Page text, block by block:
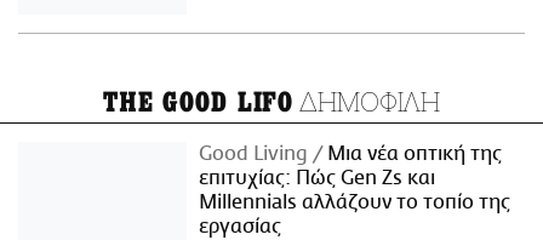
THE GOOD LIFO ΔΗΜΟΦΙΛΗ
Good Living
Μια νέα οπτική της
επιτυχίας: Πώς Gen Zs και
Millennials αλλάζουν το τοπίο της
εργασίας